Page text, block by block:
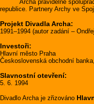
Archa pravidelně
republice. Partnery Archy ve
Projekt Divadla Archa:
1991–1994 (autor zadání –
Investoři:
Hlavní město Praha
Československá obchodní
Slavnostní otevření:
5. 6. 1994
Divadlo Archa je zřizováno